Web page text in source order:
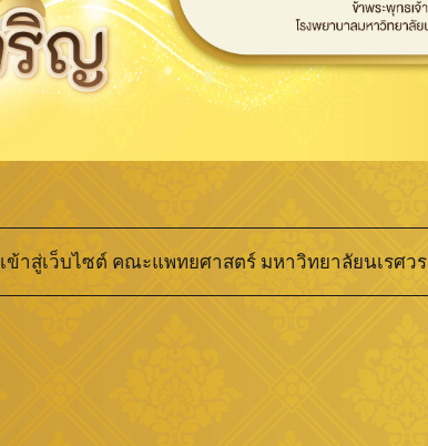
เข้าสู่เว็บไซต์ คณะแพทยศาสตร์ มหาวิทยาลัยนเรศวร